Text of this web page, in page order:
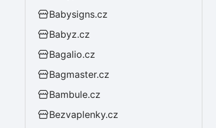
Babysigns.cz
Babyz.cz
Bagalio.cz
Bagmaster.cz
Bambule.cz
Bezvaplenky.cz